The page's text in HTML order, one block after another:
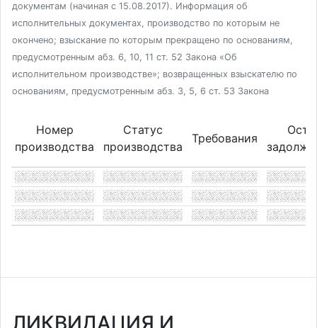
документам (начиная с 15.08.2017). Информация об
исполнительных документах, производство по которым не
окончено; взыскание по которым прекращено по основаниям,
предусмотренным абз. 6, 10, 11 ст. 52 Закона «Об
исполнительном производстве»; возвращенных взыскателю по
основаниям, предусмотренным абз. 3, 5, 6 ст. 53 Закона
Номер
производства
Статус
производства
Требования
ЛИКВИДАЦИЯ И